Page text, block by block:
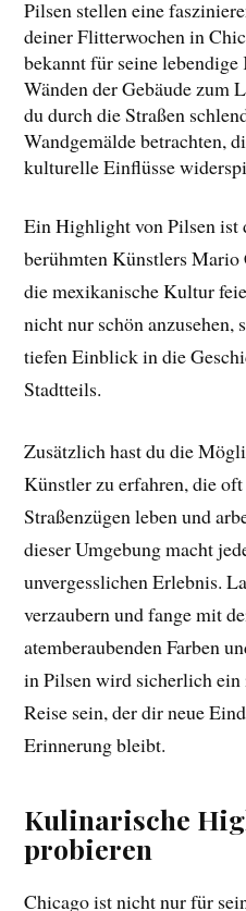
Pilsen stellen eine
deiner Flitterwochen in
bekannt für seine
Wänden der Gebäude zum
du durch die Straßen
Wandgemälde betrachten,
kulturelle Einflüsse
Ein Highlight von Pilsen ist
berühmten Künstlers
die mexikanische Kultur
nicht nur schön anzusehen,
tiefen Einblick in die
Stadtteils.
Zusätzlich hast du die
Künstler zu erfahren, die
Straßenzügen leben und
dieser Umgebung macht
unvergesslichen Erlebnis.
verzaubern und fange mit
atemberaubenden Farben
in Pilsen wird sicherlich
Reise sein, der dir neue
Erinnerung bleibt.
Kulinarische
probieren
Chicago ist nicht nur für